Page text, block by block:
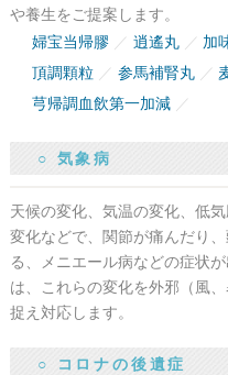
や養生をご提案します。
婦宝当帰膠
逍遙丸 加
頂調顆粒
参馬補腎丸
芎帰調血飲第一加減
○ 気象病
天候の変化、気温の変化、低
変化などで、関節が痛んだり
る、メニエール病などの症状
は、これらの変化を外邪（風
捉え対応します。
○ コロナの後遺症